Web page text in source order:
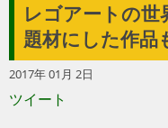
レゴアートの世
題材にした作品
2017年 01月 2日
ツイート